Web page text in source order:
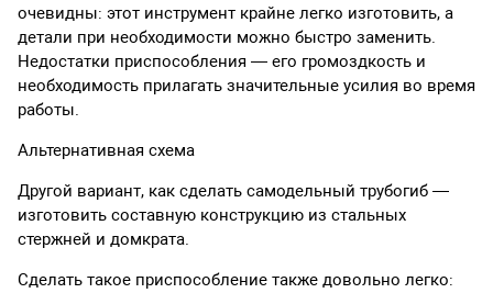
очевидны: этот инструмент крайне легко изготовить, а
детали при необходимости можно быстро заменить.
Недостатки приспособления — его громоздкость и
необходимость прилагать значительные усилия во время
работы.
Альтернативная схема
Другой вариант, как сделать самодельный трубогиб —
изготовить составную конструкцию из стальных
стержней и домкрата.
Сделать такое приспособление также довольно легко: